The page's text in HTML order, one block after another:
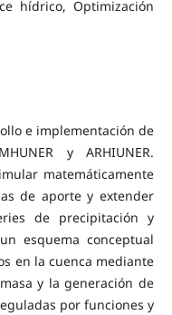
hídrico, Optimización
e implementación de
y ARHIUNER.
matemáticamente
de aporte y extender
de precipitación y
esquema conceptual
en la cuenca mediante
y la generación de
por funciones y